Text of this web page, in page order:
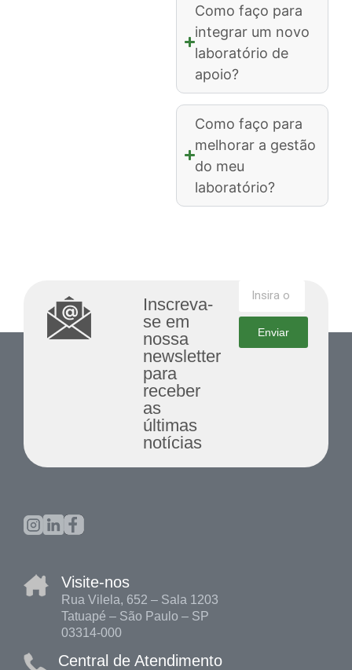
Como faço para
integrar um novo
laboratório de
apoio?
Como faço para
melhorar a gestão
do meu
laboratório?
Inscreva-
se em
nossa
newsletter
para
receber
as
últimas
notícias
Enviar
Visite-nos
Rua Vilela, 652 – Sala 1203
Tatuapé – São Paulo – SP
03314-000
Central de Atendimento